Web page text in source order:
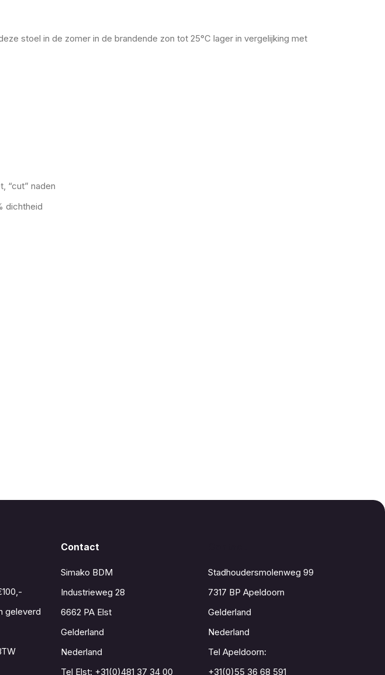
stoel in de zomer in de brandende zon tot 25°C lager in vergelijking met
“cut” naden
dichtheid
geleverd
Contact
Simako BDM
Industrieweg 28
6662 PA Elst
Gelderland
Nederland
Tel Elst: +31(0)481 37 34 00
Stadhoudersmolenweg 99
7317 BP Apeldoorn
Gelderland
Nederland
Tel Apeldoorn:
+31(0)55 36 68 591